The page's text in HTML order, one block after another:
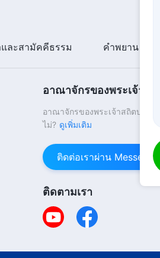
ละสามัคคีธรรม คำพยาน
อาณาจักรของพระเจ้ามา
อาณาจักรของพระเจ้าสถิตบนแ
ไม่? ดูเพิ่มเติม
ติดต่อเราผ่าน
ติดตามเรา